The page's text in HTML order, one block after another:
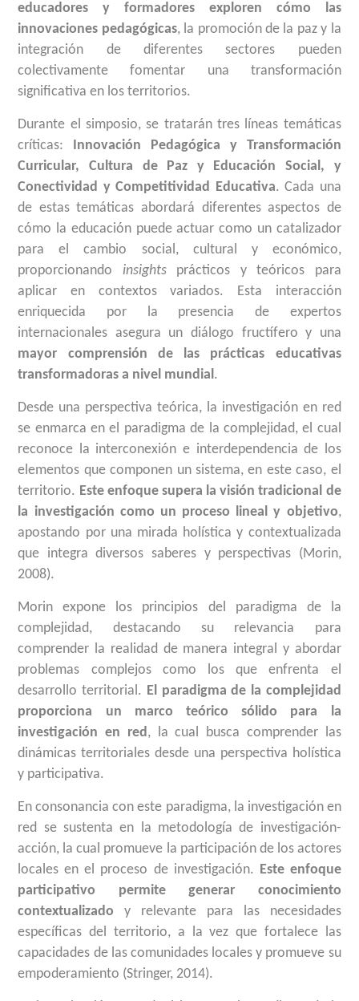
educadores y formadores exploren cómo las
innovaciones pedagógicas, la promoción de la paz y la
integración de diferentes sectores pueden
colectivamente fomentar una transformación
significativa en los territorios.
Durante el simposio, se tratarán tres líneas temáticas
críticas: Innovación Pedagógica y Transformación
Curricular, Cultura de Paz y Educación Social, y
Conectividad y Competitividad Educativa. Cada una
de estas temáticas abordará diferentes aspectos de
cómo la educación puede actuar como un catalizador
para el cambio social, cultural y económico,
proporcionando insights prácticos y teóricos para
aplicar en contextos variados. Esta interacción
enriquecida por la presencia de expertos
internacionales asegura un diálogo fructífero y una
mayor comprensión de las prácticas educativas
transformadoras a nivel mundial.
Desde una perspectiva teórica, la investigación en red
se enmarca en el paradigma de la complejidad, el cual
reconoce la interconexión e interdependencia de los
elementos que componen un sistema, en este caso, el
territorio. Este enfoque supera la visión tradicional de
la investigación como un proceso lineal y objetivo,
apostando por una mirada holística y contextualizada
que integra diversos saberes y perspectivas (Morin,
2008).
Morin expone los principios del paradigma de la
complejidad, destacando su relevancia para
comprender la realidad de manera integral y abordar
problemas complejos como los que enfrenta el
desarrollo territorial. El paradigma de la complejidad
proporciona un marco teórico sólido para la
investigación en red, la cual busca comprender las
dinámicas territoriales desde una perspectiva holística
y participativa.
En consonancia con este paradigma, la investigación en
red se sustenta en la metodología de investigación-
acción, la cual promueve la participación de los actores
locales en el proceso de investigación. Este enfoque
participativo permite generar conocimiento
contextualizado y relevante para las necesidades
específicas del territorio, a la vez que fortalece las
capacidades de las comunidades locales y promueve su
empoderamiento (Stringer, 2014).